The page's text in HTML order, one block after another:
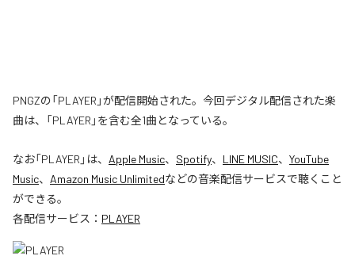
PNGZの「PLAYER」が配信開始された。今回デジタル配信された楽
曲は、「PLAYER」を含む全1曲となっている。
なお「PLAYER 」は、 Apple Music、 Spotify、 LINE MUSIC、 YouTube
Music、 Amazon Music Unlimitedなどの音楽配信サービスで聴くこと
ができる。
各配信サービス： PLAYER